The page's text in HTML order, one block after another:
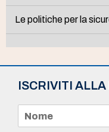
Le politiche per la
ISCRIVITI
m